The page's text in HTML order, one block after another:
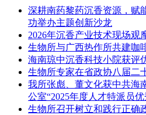
深耕南药黎药沉香资源，
功举办主题创新沙龙
2026年沉香产业技术现场观
生物所与广西热作所共建咖
海南琼中沉香科技小院获评
生物所专家在省政协八届二
我所张彪、董文化获中共海
公室“2025年度人才特派员
生物所召开树立和践行正确